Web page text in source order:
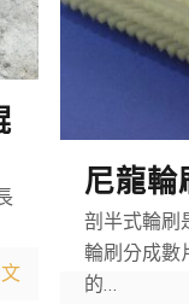
尼龍輪
剖半式輪刷
輪刷分成數
的…